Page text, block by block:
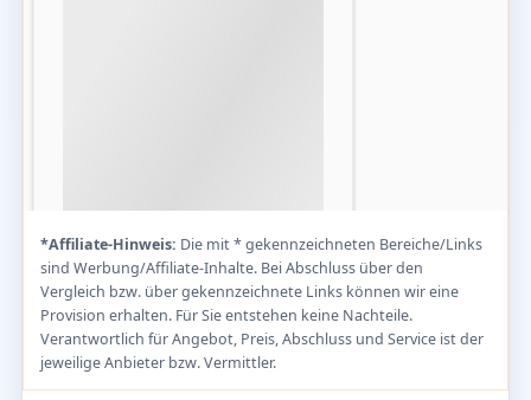
*Affiliate-Hinweis: Die mit * gekennzeichneten Bereiche/Links
sind Werbung/Affiliate-Inhalte. Bei Abschluss über den
Vergleich bzw. über gekennzeichnete Links können wir eine
Provision erhalten. Für Sie entstehen keine Nachteile.
Verantwortlich für Angebot, Preis, Abschluss und Service ist der
jeweilige Anbieter bzw. Vermittler.